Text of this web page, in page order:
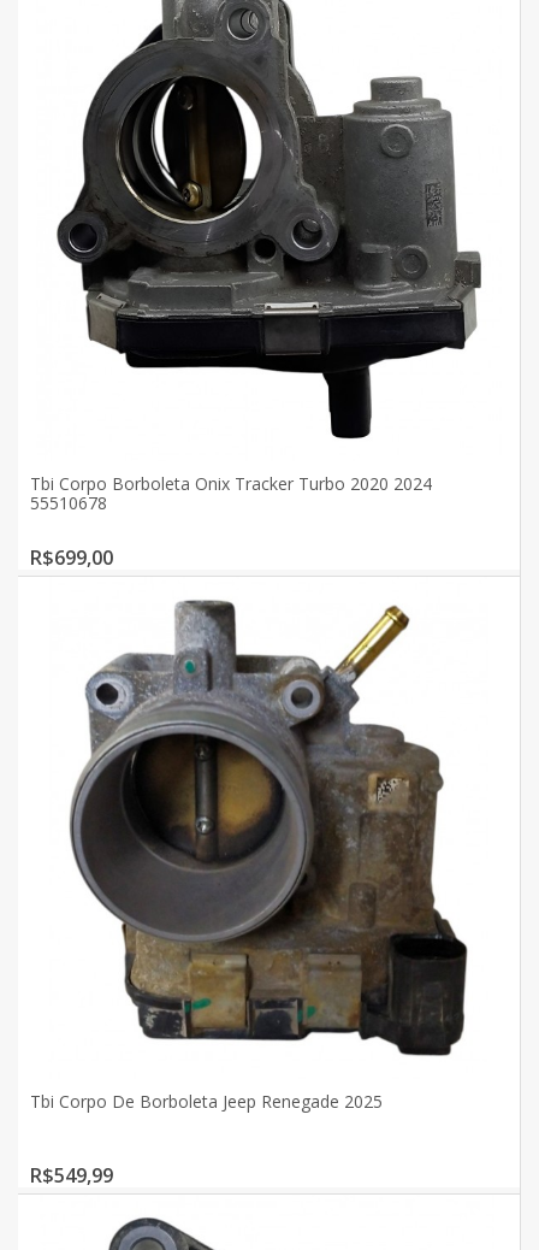
Tbi Corpo Borboleta Onix Tracker Turbo 2020 2024
55510678
R$699,00
Tbi Corpo De Borboleta Jeep Renegade 2025
R$549,99